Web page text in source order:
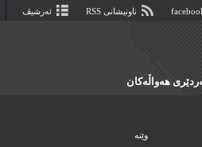
ناونیشانی RSS ئەرشیڤ
هەواڵەکان
وێنه‌